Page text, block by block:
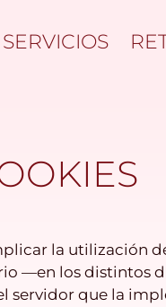
SERVICIOS
la utilización
—en los distintos
que la